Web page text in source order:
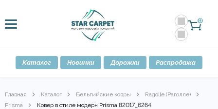
0
Каталог Новинки Дорожки Распродажа
Главная Каталог Бельгийские ковры
Ragolle (Раголле)
Prisma
Ковер в стиле модерн Prisma 82017_6264